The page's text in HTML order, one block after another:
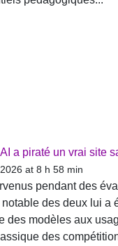
a piraté un vrai site
at 8 h 58 min
pendant des
des deux lui a
des modèles aux
des